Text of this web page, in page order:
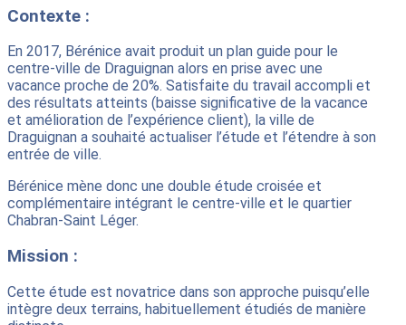
Contexte :
En 2017, Bérénice avait produit un plan guide pour le
centre-ville de Draguignan alors en prise avec une
vacance proche de 20%. Satisfaite du travail accompli et
des résultats atteints (baisse significative de la vacance
et amélioration de l’expérience client), la ville de
Draguignan a souhaité actualiser l’étude et l’étendre à son
entrée de ville.
Bérénice mène donc une double étude croisée et
complémentaire intégrant le centre-ville et le quartier
Chabran-Saint Léger.
Mission :
Cette étude est novatrice dans son approche puisqu’elle
intègre deux terrains, habituellement étudiés de manière